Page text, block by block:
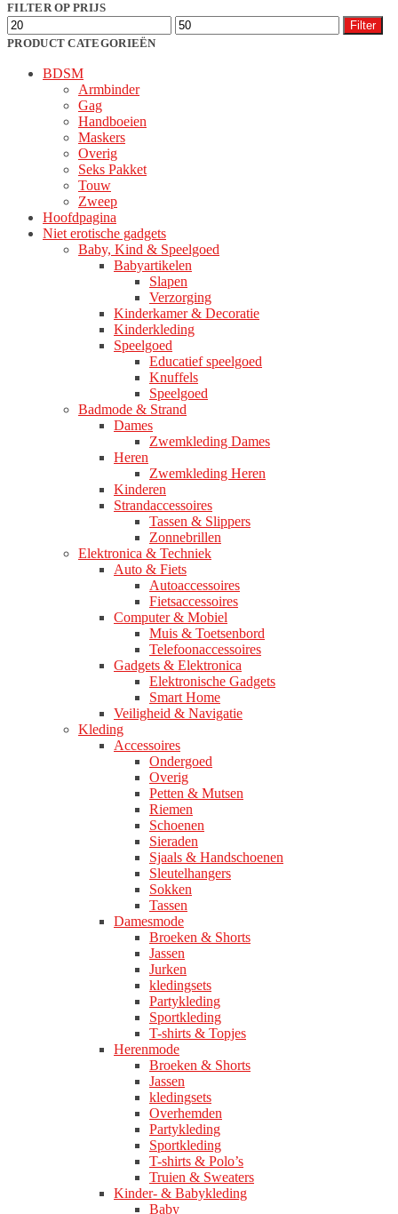
FILTER OP PRIJS
Min.
prijs
Max.
prijs
Filter
PRODUCT CATEGORIEËN
BDSM
Armbinder
Gag
Handboeien
Maskers
Overig
Seks Pakket
Touw
Zweep
Hoofdpagina
Niet erotische gadgets
Baby, Kind & Speelgoed
Babyartikelen
Slapen
Verzorging
Kinderkamer & Decoratie
Kinderkleding
Speelgoed
Educatief speelgoed
Knuffels
Speelgoed
Badmode & Strand
Dames
Zwemkleding Dames
Heren
Zwemkleding Heren
Kinderen
Strandaccessoires
Tassen & Slippers
Zonnebrillen
Elektronica & Techniek
Auto & Fiets
Autoaccessoires
Fietsaccessoires
Computer & Mobiel
Muis & Toetsenbord
Telefoonaccessoires
Gadgets & Elektronica
Elektronische Gadgets
Smart Home
Veiligheid & Navigatie
Kleding
Accessoires
Ondergoed
Overig
Petten & Mutsen
Riemen
Schoenen
Sieraden
Sjaals & Handschoenen
Sleutelhangers
Sokken
Tassen
Damesmode
Broeken & Shorts
Jassen
Jurken
kledingsets
Partykleding
Sportkleding
T-shirts & Topjes
Herenmode
Broeken & Shorts
Jassen
kledingsets
Overhemden
Partykleding
Sportkleding
T-shirts & Polo’s
Truien & Sweaters
Kinder- & Babykleding
Baby